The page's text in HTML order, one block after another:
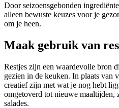
Door seizoensgebonden
alleen bewuste keuzes voor je
om je heen.
Maak gebruik van
Restjes zijn een waardevolle bron
gezien in de keuken. In plaats van
creatief zijn met wat je nog hebt
omgetoverd tot nieuwe maaltijden,
salades.